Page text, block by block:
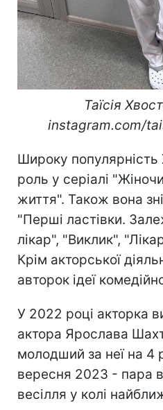
Таїсія
instagram.com/
Широку популярність
роль у серіалі
життя". Також вона
"Перші ластівки.
лікар", "Виклик",
Крім акторської
авторок ідеї
У 2022 році акторка
актора Ярослава
молодший за неї на 4
вересня 2023 - пара
весілля у колі